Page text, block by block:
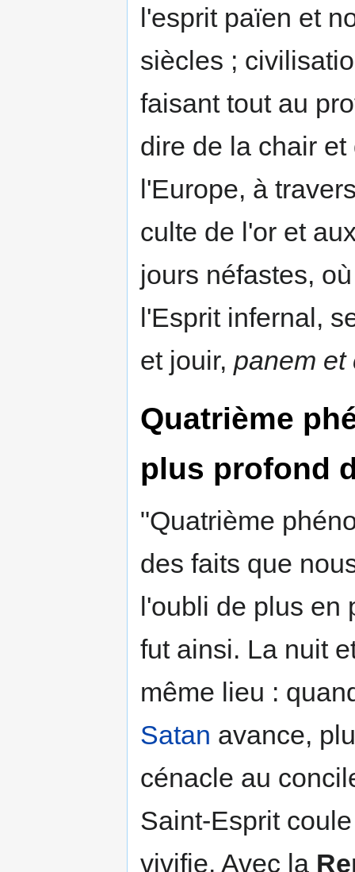
l'esprit païen et
siècles ;
faisant tout au
dire de la chair
l'Europe, à
culte de l'or et
jours néfastes,
l'Esprit infernal,
et jouir, panem et
Quatrième
plus profond
"Quatrième
des faits que
l'oubli de plus en
fut ainsi. La nuit
même lieu :
Satan avance,
cénacle au
Saint-Esprit
vivifie. Avec la